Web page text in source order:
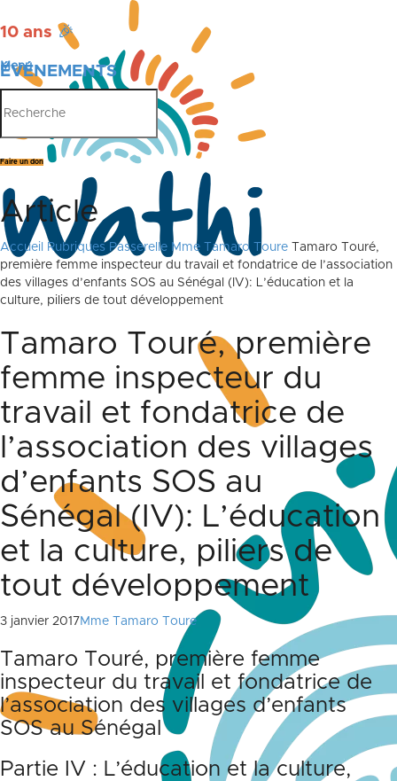
10 ans 🎉
ÉVÉNEMENTS
PUBLICATIONS
Menu
Faire un don
Article
Accueil Rubriques Passerelle Mme Tamaro Toure
Tamaro Touré,
première femme inspecteur du travail et fondatrice de l’association
des villages d’enfants SOS au Sénégal (IV): L’éducation et la
culture, piliers de tout développement
Tamaro Touré, première
femme inspecteur du
travail et fondatrice de
l’association des villages
d’enfants SOS au
Sénégal (IV): L’éducation
et la culture, piliers de
tout développement
3 janvier 2017 Mme Tamaro Toure
Tamaro Touré, première femme
inspecteur du travail et fondatrice de
l’association des villages d’enfants
SOS au Sénégal
Partie IV : L’éducation et la culture,